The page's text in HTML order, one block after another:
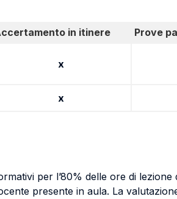
in itinere Prove
x
x
per l’80% delle ore di
presente in aula. La